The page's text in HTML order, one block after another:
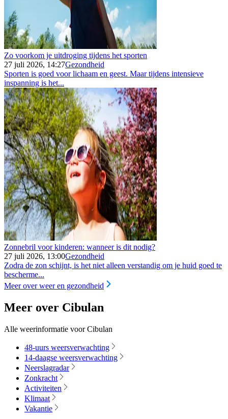
Zo voorkom je uitdroging tijdens het sporten
27 juli 2026, 14:27Gezondheid
Sporten is goed voor lichaam en geest. Maar tijdens intensieve
inspanning is het...
Zonnebril voor kinderen: wanneer is dit nodig?
27 juli 2026, 13:00Gezondheid
Zodra de zon schijnt, is het niet alleen verstandig om je huid goed te
bescherme...
Meer over weer en gezondheid
Meer over Cibulan
Alle weerinformatie voor Cibulan
48-uurs weersverwachting
14-daagse weersverwachting
Neerslagradar
Zonkracht
Activiteiten
Klimaat
Vakantie